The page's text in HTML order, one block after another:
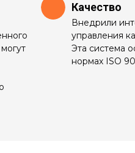
Внедрили
управления
Эта система
нормах ISO
Качество